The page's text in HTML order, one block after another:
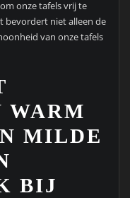
onze tafels vrij te
bevordert niet alleen de
van onze tafels
WARM
MILDE
BIJ